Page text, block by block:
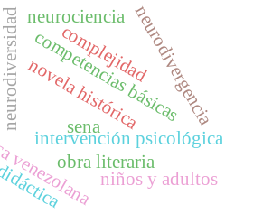
intervención psicológica
neurodivergencia
neurodiversidadcompetencias básicas
neurociencia
novela histórica
obra literaria
complejidad
sena
niños y adultos